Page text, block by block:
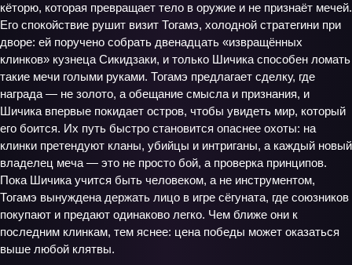
кёторю, которая превращает тело в оружие и не признаёт мечей.
Его спокойствие рушит визит Тогамэ, холодной стратегини при
дворе: ей поручено собрать двенадцать «извращённых
клинков» кузнеца Сикидзаки, и только Шичика способен ломать
такие мечи голыми руками. Тогамэ предлагает сделку, где
награда — не золото, а обещание смысла и признания, и
Шичика впервые покидает остров, чтобы увидеть мир, который
его боится. Их путь быстро становится опаснее охоты: на
клинки претендуют кланы, убийцы и интриганы, а каждый новый
владелец меча — это не просто бой, а проверка принципов.
Пока Шичика учится быть человеком, а не инструментом,
Тогамэ вынуждена держать лицо в игре сёгуната, где союзников
покупают и предают одинаково легко. Чем ближе они к
последним клинкам, тем яснее: цена победы может оказаться
выше любой клятвы.